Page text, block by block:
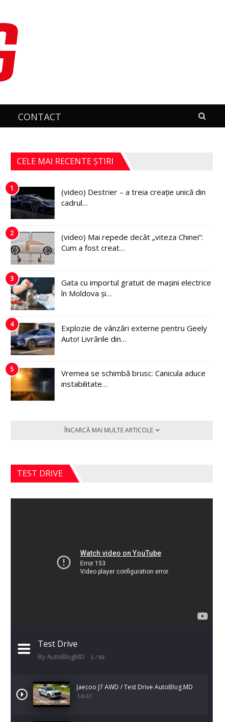
CONTACT
CELE MAI RECENTE ȘTIRI
1
(video) Destrier – a treia creație unică din
cadrul…
2
(video) Mai repede decât „viteza Chinei”:
Cum a fost creat…
3
Gata cu importul gratuit de mașini electrice
în Moldova și…
4
Explozie de vânzări externe pentru Geely
Auto! Livrările din…
5
Vremea se schimbă brusc: Canicula aduce
instabilitate…
ÎNCARCĂ MAI MULTE ARTICOLE
TEST DRIVE
Test Drive
By AutoBlogMD 1 / 50
Jaecoo J7 AWD / Test Drive AutoBlog.MD
14:41